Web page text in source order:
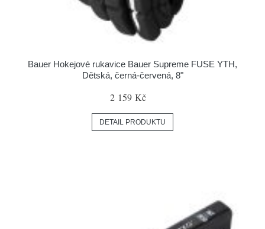
Bauer Hokejové rukavice Bauer Supreme FUSE YTH,
Dětská, černá-červená, 8"
2 159 Kč
DETAIL PRODUKTU